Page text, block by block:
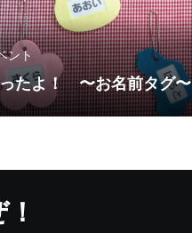
ント
たよ！ 〜お名前タグ〜